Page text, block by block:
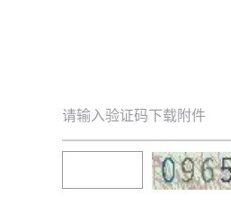
请输入验证码下载附件